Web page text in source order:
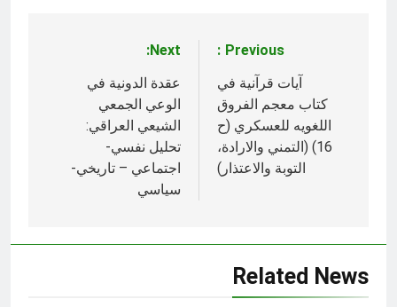
المقالات
Previous:
آيات قرآنية في
کتاب معجم الفروق
اللغويه للعسكري (ح
16) (التمني والارادة،
التوبة والاعتذار)‎
Next:
عقدة الدونية في
الوعي الجمعي
الشيعي العراقي:
تحليل نفسي-
اجتماعي – تاريخي-
سياسي
Related News